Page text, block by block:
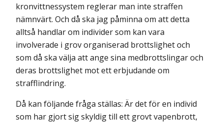
kronvittnessystem reglerar man inte straffen
nämnvärt. Och då ska jag påminna om att detta
alltså handlar om individer som kan vara
involverade i grov organiserad brottslighet och
som då ska välja att ange sina medbrottslingar och
deras brottslighet mot ett erbjudande om
strafflindring.
Då kan följande fråga ställas: Är det för en individ
som har gjort sig skyldig till ett grovt vapenbrott,